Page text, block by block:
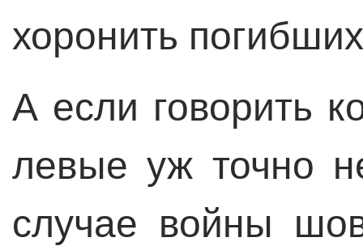
хоронить
А если говорить
левые уж точно
случае войны